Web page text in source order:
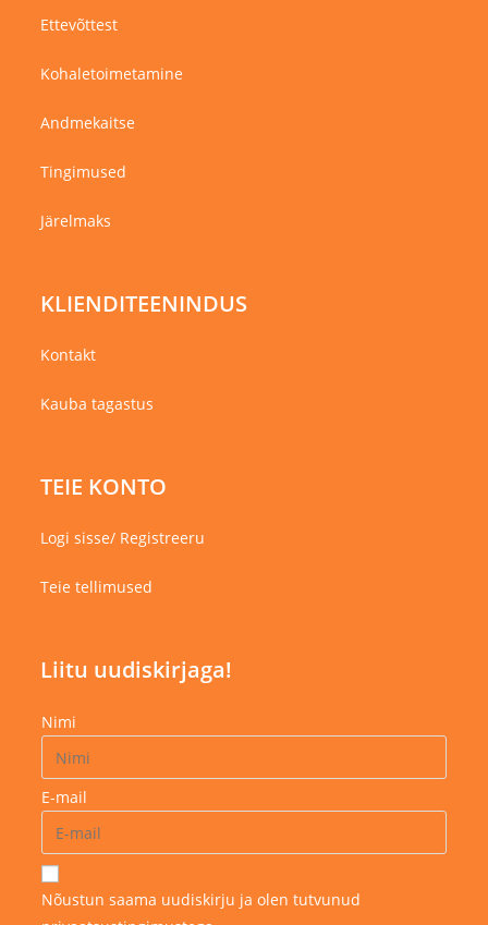
Ettevõttest
Kohaletoimetamine
Andmekaitse
Tingimused
Järelmaks
KLIENDITEENINDUS
Kontakt
Kauba tagastus
TEIE KONTO
Logi sisse/ Registreeru
Teie tellimused
Liitu uudiskirjaga!
Nimi
E-mail
Nõustun saama uudiskirju ja olen tutvunud